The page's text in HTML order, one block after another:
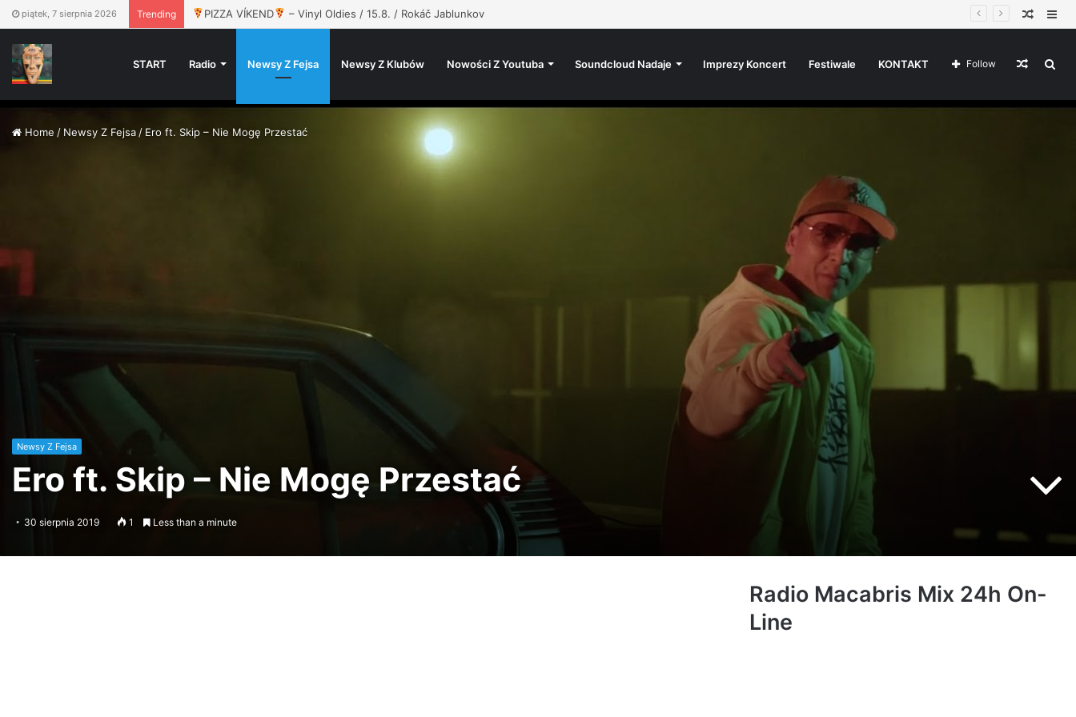
piątek, 7 sierpnia 2026 Trending Dwa Sławy, Gruby Mielzky, Pers, @atutowy – Bad Vibes Only (prod. @atutowy x The Returners) Random
START Radio Newsy Z Fejsa Newsy Z Klubów Nowości Z Youtuba Soundcloud Nadaje Imprezy Koncert Festiwale KONTAKT Random
Follow
Home / Newsy Z Fejsa / Ero ft. Skip – Nie Mogę Przestać
Newsy Z Fejsa
Ero ft. Skip – Nie Mogę Przestać
30 sierpnia 2019 1 Less than a minute
Radio Macabris Mix 24h On-
Line